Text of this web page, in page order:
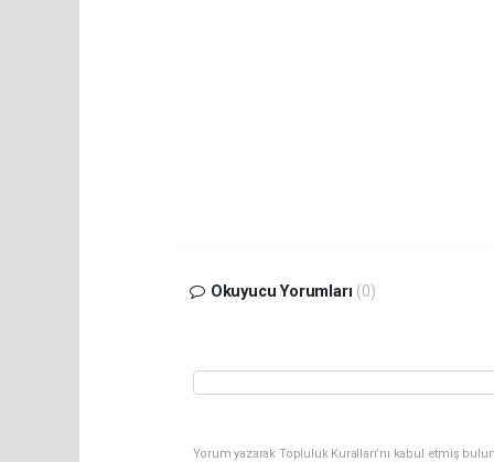
Okuyucu Yorumları (0)
Yorum yazarak Topluluk Kuralları’nı kabul etmiş